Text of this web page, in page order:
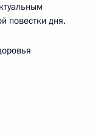
повестки дня.